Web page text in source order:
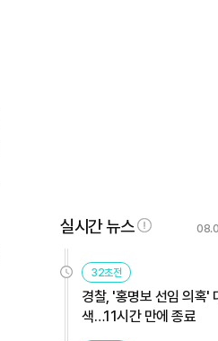
실시간 뉴스
32초전
경찰, '홍명보 선임 의혹'
색…11시간 만에 종료